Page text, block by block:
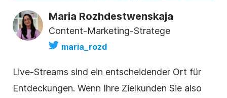
Maria Rozhdestwenskaja
Content-Marketing-Stratege
maria_rozd
Live-Streams sind ein entscheidender Ort für
Entdeckungen. Wenn Ihre Zielkunden Sie also